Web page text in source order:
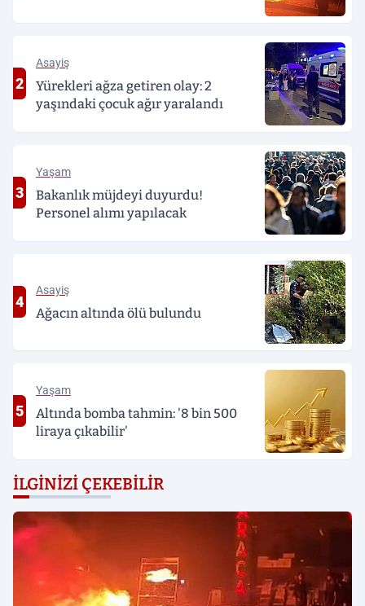
2
Asayiş
Yürekleri ağza getiren olay: 2
yaşındaki çocuk ağır yaralandı
3
Yaşam
Bakanlık müjdeyi duyurdu!
Personel alımı yapılacak
4
Asayiş
Ağacın altında ölü bulundu
5
Yaşam
Altında bomba tahmin: '8 bin 500
liraya çıkabilir'
İLGINIZI ÇEKEBILIR